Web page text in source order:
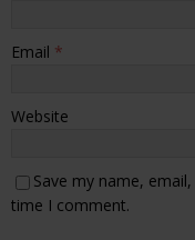
Email *
Website
Save my name,
time I comment.